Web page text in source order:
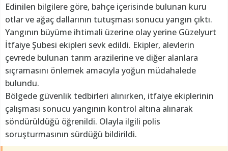
Edinilen bilgilere göre, bahçe içerisinde bulunan kuru
otlar ve ağaç dallarının tutuşması sonucu yangın çıktı.
Yangının büyüme ihtimali üzerine olay yerine Güzelyurt
İtfaiye Şubesi ekipleri sevk edildi. Ekipler, alevlerin
çevrede bulunan tarım arazilerine ve diğer alanlara
sıçramasını önlemek amacıyla yoğun müdahalede
bulundu.
Bölgede güvenlik tedbirleri alınırken, itfaiye ekiplerinin
çalışması sonucu yangının kontrol altına alınarak
söndürüldüğü öğrenildi. Olayla ilgili polis
soruşturmasının sürdüğü bildirildi.